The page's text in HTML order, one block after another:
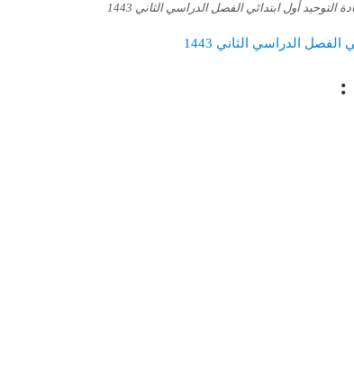
أول ابتدائي الفصل الدراسي الثاني 1443
الدراسي الثاني 1443
: